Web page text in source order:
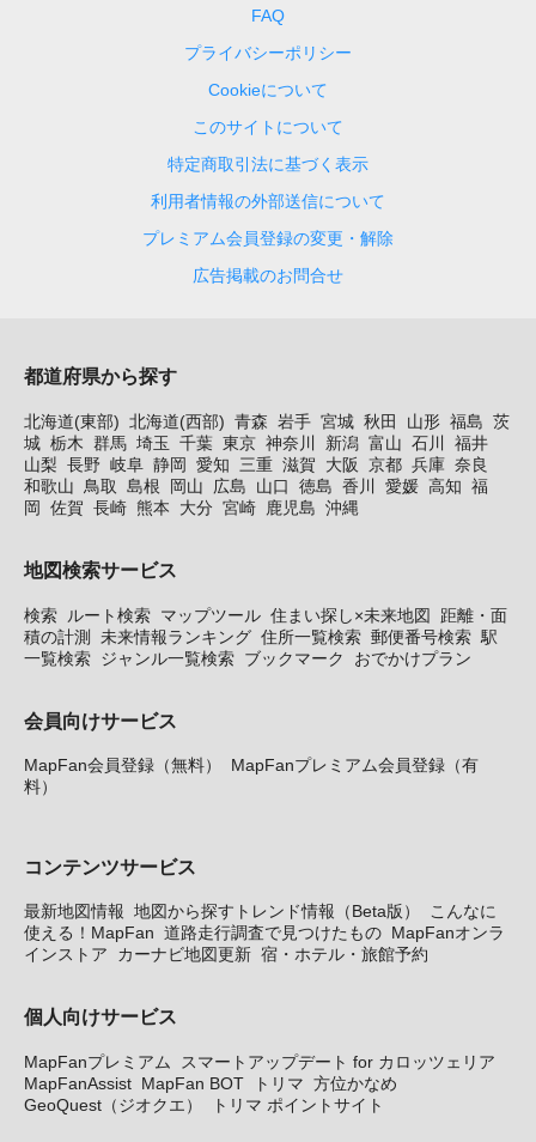
FAQ
プライバシーポリシー
Cookieについて
このサイトについて
特定商取引法に基づく表示
利用者情報の外部送信について
プレミアム会員登録の変更・解除
広告掲載のお問合せ
都道府県から探す
北海道(東部) 北海道(西部) 青森 岩手 宮城 秋田 山形 福島 茨
城 栃木 群馬 埼玉 千葉 東京 神奈川 新潟 富山 石川
福井
山梨 長野 岐阜 静岡 愛知 三重 滋賀 大阪 京都 兵庫 奈良
和歌山
鳥取 島根 岡山 広島 山口 徳島 香川 愛媛 高知 福
岡
佐賀 長崎 熊本 大分 宮崎 鹿児島 沖縄
地図検索サービス
検索 ルート検索 マップツール 住まい探し×未来地図
距離・面
積の計測 未来情報ランキング 住所一覧検索 郵便番号検索 駅
一覧検索 ジャンル一覧検索 ブックマーク おでかけプラン
会員向けサービス
MapFan会員登録（無料）
MapFanプレミアム会員登録（有
料）
コンテンツサービス
最新地図情報 地図から探すトレンド情報（Beta版）
こんなに
使える！MapFan 道路走行調査で見つけたもの MapFanオンラ
インストア
カーナビ地図更新 宿・ホテル・旅館予約
個人向けサービス
MapFanプレミアム
スマートアップデート for カロッツェリア
MapFanAssist MapFan BOT トリマ 方位かなめ
GeoQuest（ジオクエ）
トリマ ポイントサイト